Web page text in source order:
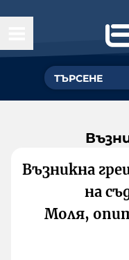
Възникна
на
Моля,